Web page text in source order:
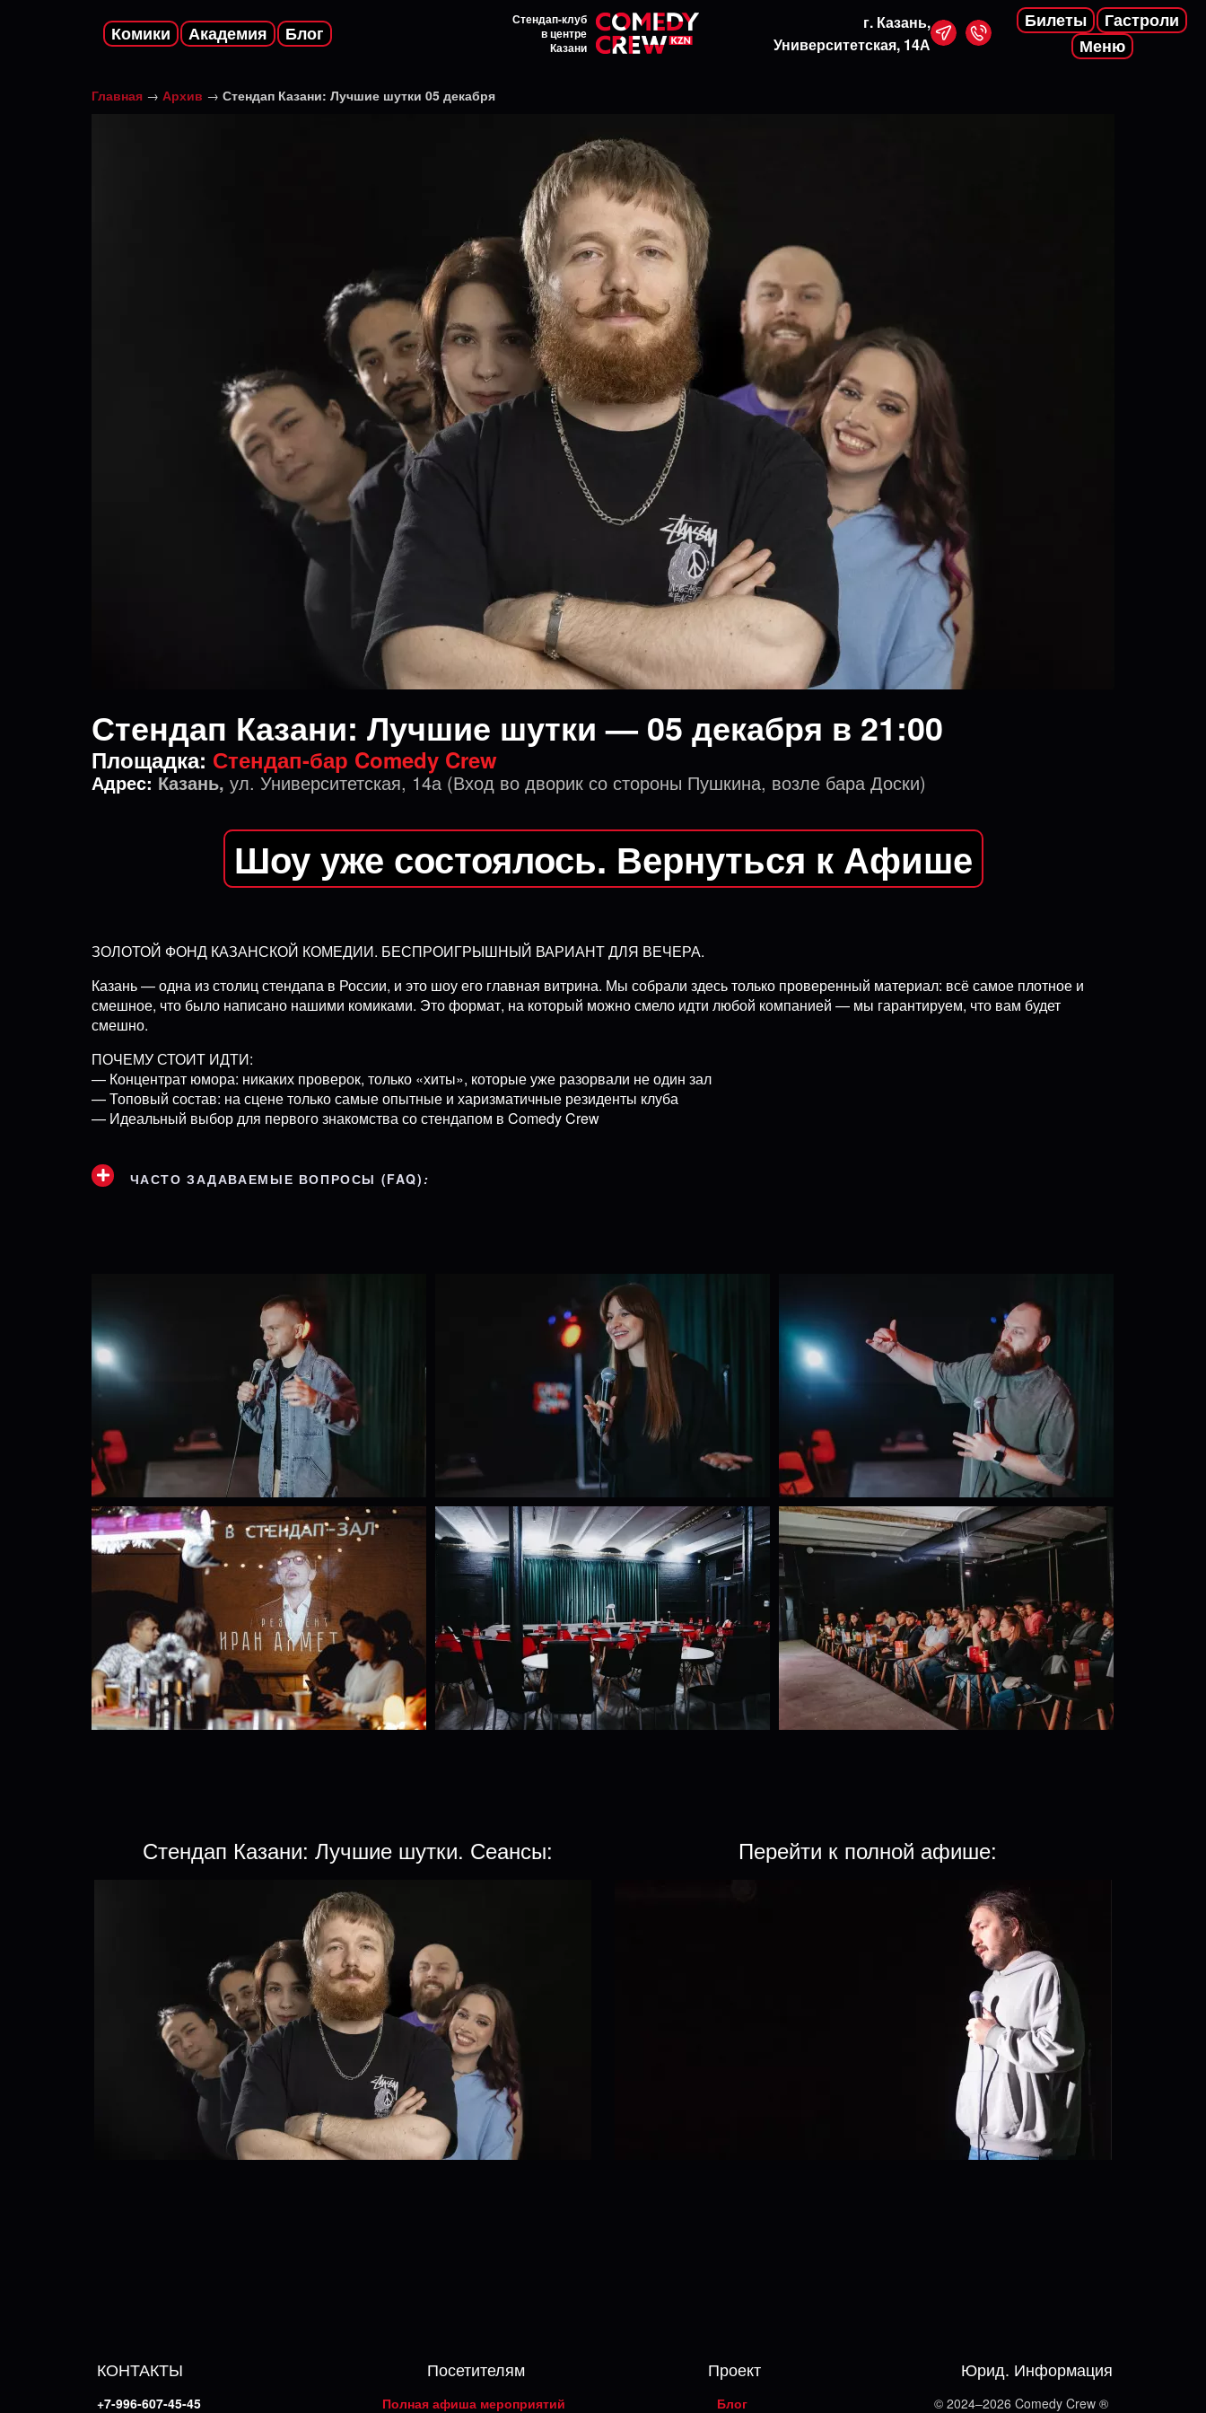
Комики Академия Блог
Стендап-клуб
в центре
Казани
г. Казань,
Университетская, 14А
Билеты
Гастроли
Меню
Главная → Архив → Стендап Казани: Лучшие шутки 05 декабря
Стендап Казани: Лучшие шутки — 05 декабря в 21:00
Площадка: Стендап-бар Comedy Crew
Адрес: Казань, ул. Университетская, 14а (Вход во дворик со стороны Пушкина, возле бара Доски)
Шоу уже состоялось. Вернуться к Афише
ЗОЛОТОЙ ФОНД КАЗАНСКОЙ КОМЕДИИ. БЕСПРОИГРЫШНЫЙ ВАРИАНТ ДЛЯ ВЕЧЕРА.
Казань — одна из столиц стендапа в России, и это шоу его главная витрина. Мы собрали здесь только проверенный материал: всё самое плотное и
смешное, что было написано нашими комиками. Это формат, на который можно смело идти любой компанией — мы гарантируем, что вам будет
смешно.
ПОЧЕМУ СТОИТ ИДТИ:
— Концентрат юмора: никаких проверок, только «хиты», которые уже разорвали не один зал
— Топовый состав: на сцене только самые опытные и харизматичные резиденты клуба
— Идеальный выбор для первого знакомства со стендапом в Comedy Crew
ЧАСТО ЗАДАВАЕМЫЕ ВОПРОСЫ (FAQ):
Стендап Казани: Лучшие шутки. Сеансы: Перейти к полной афише:
КОНТАКТЫ
+7-996-607-45-45
Посетителям
Полная афиша мероприятий
Проект
Блог
Юрид. Информация
© 2024–2026 Comedy Crew ®